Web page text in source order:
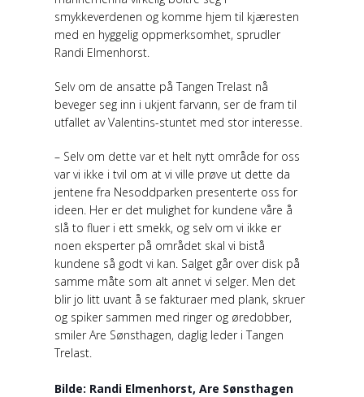
smykkeverdenen og komme hjem til kjæresten
med en hyggelig oppmerksomhet, sprudler
Randi Elmenhorst.
Selv om de ansatte på Tangen Trelast nå
beveger seg inn i ukjent farvann, ser de fram til
utfallet av Valentins-stuntet med stor interesse.
– Selv om dette var et helt nytt område for oss
var vi ikke i tvil om at vi ville prøve ut dette da
jentene fra Nesoddparken presenterte oss for
ideen. Her er det mulighet for kundene våre å
slå to fluer i ett smekk, og selv om vi ikke er
noen eksperter på området skal vi bistå
kundene så godt vi kan. Salget går over disk på
samme måte som alt annet vi selger. Men det
blir jo litt uvant å se fakturaer med plank, skruer
og spiker sammen med ringer og øredobber,
smiler Are Sønsthagen, daglig leder i Tangen
Trelast.
Bilde: Randi Elmenhorst, Are Sønsthagen